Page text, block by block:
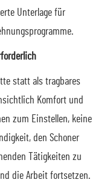
Unterlage für
statt als tragbares
Komfort und
zum Einstellen, keine
den Schoner
Tätigkeiten zu
die Arbeit fortsetzen.